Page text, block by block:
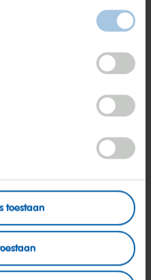
toestaan
IT-beveiligingsprincipes.
upoplossingen is een pré.
IT-omgevingen is een
taken en
instelling.
analytische vaardigheden.